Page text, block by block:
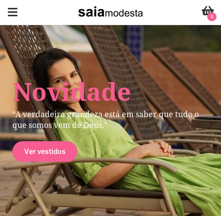
Novidade
“A verdadeira grandeza está em saber que tudo o
que somos vem de Deus."
Ver vestidos
0